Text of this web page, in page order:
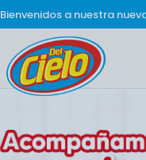
Bienvenidos a nuestra